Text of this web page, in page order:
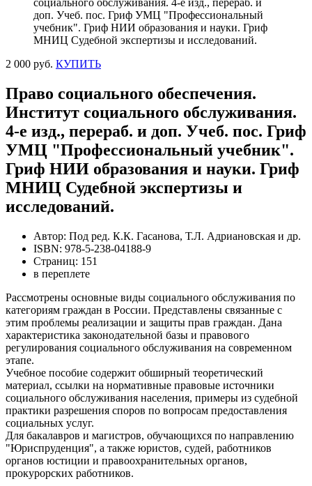
2 000 руб. КУПИТЬ
Право социального обеспечения.
Институт социального обслуживания.
4-е изд., перераб. и доп. Учеб. пос. Гриф
УМЦ "Профессиональный учебник".
Гриф НИИ образования и науки. Гриф
МНИЦ Судебной экспертизы и
исследований.
Автор: Под ред. К.К. Гасанова, Т.Л. Адриановская и др.
ISBN: 978-5-238-04188-9
Страниц: 151
в переплете
Рассмотрены основные виды социального обслуживания по
категориям граждан в России. Представлены связанные с
этим проблемы реализации и защиты прав граждан. Дана
характеристика законодательной базы и правового
регулирования социального обслуживания на современном
этапе.
Учебное пособие содержит обширный теоретический
материал, ссылки на нормативные правовые источники
социального обслуживания населения, примеры из судебной
практики разрешения споров по вопросам предоставления
социальных услуг.
Для бакалавров и магистров, обучающихся по направлению
"Юриспруденция", а также юристов, судей, работников
органов юстиции и правоохранительных органов,
прокурорских работников.